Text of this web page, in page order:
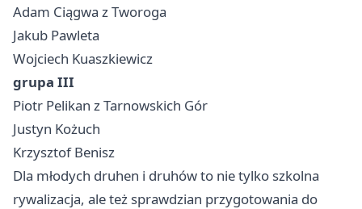
Adam Ciągwa z Tworoga
Jakub Pawleta
Wojciech Kuaszkiewicz
grupa III
Piotr Pelikan z Tarnowskich Gór
Justyn Kożuch
Krzysztof Benisz
Dla młodych druhen i druhów to nie tylko szkolna
rywalizacja, ale też sprawdzian przygotowania do